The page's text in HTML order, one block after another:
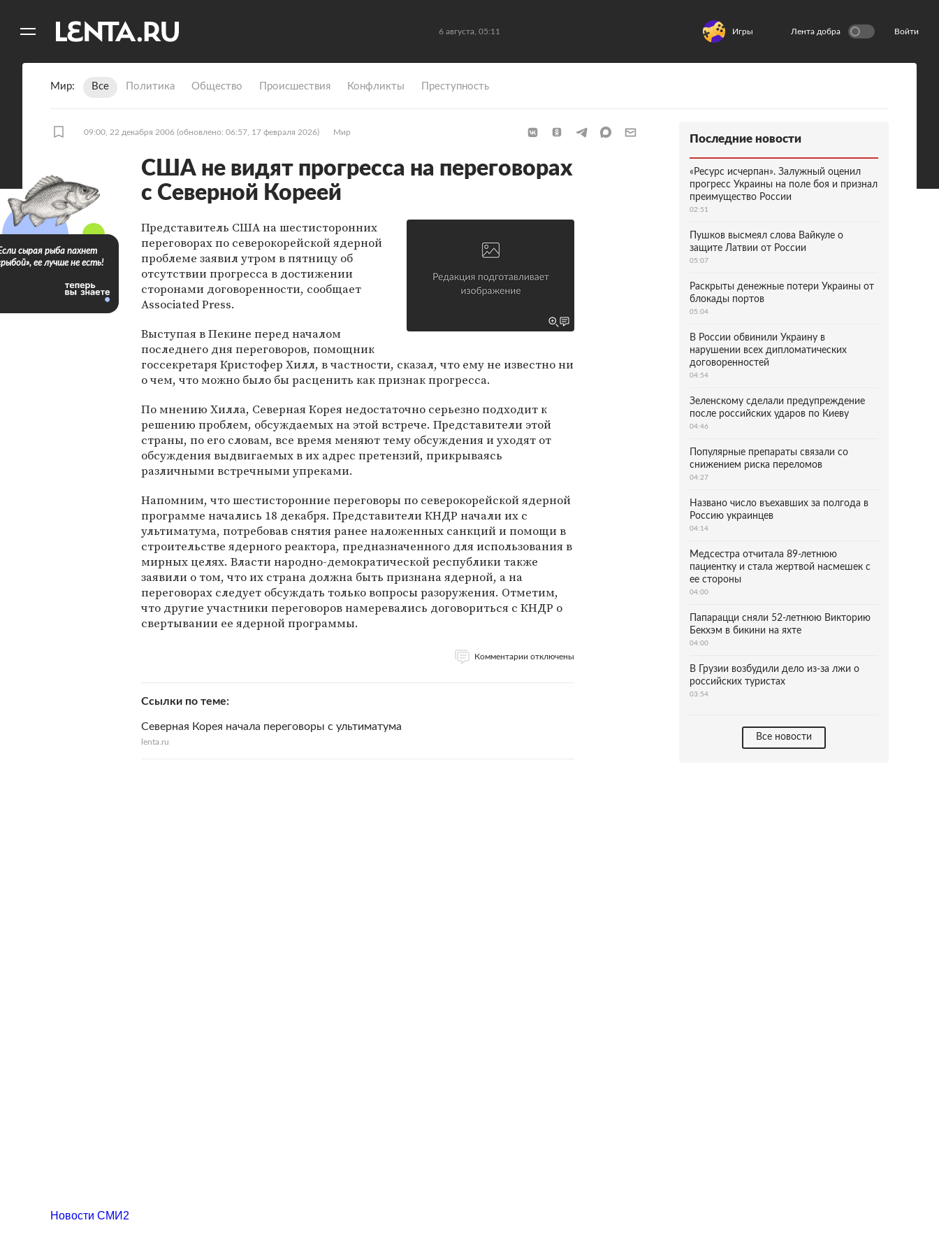
6 августа, 05:11 Игры Лента добра Войти
Мир Все Политика Общество Происшествия Конфликты Преступность
09:00, 22 декабря 2006 (обновлено: 06:57, 17 февраля 2026) Мир
США не видят прогресса на переговорах
с Северной Кореей
Представитель США на шестисторонних
переговорах по северокорейской ядерной
проблеме заявил утром в пятницу об
отсутствии прогресса в достижении
сторонами договоренности, сообщает
Associated Press.
Выступая в Пекине перед началом
последнего дня переговоров, помощник
госсекретаря Кристофер Хилл, в частности, сказал, что ему не известно ни
о чем, что можно было бы расценить как признак прогресса.
По мнению Хилла, Северная Корея недостаточно серьезно подходит к
решению проблем, обсуждаемых на этой встрече. Представители этой
страны, по его словам, все время меняют тему обсуждения и уходят от
обсуждения выдвигаемых в их адрес претензий, прикрываясь
различными встречными упреками.
Напомним, что шестисторонние переговоры по северокорейской ядерной
программе начались 18 декабря. Представители КНДР начали их с
ультиматума, потребовав снятия ранее наложенных санкций и помощи в
строительстве ядерного реактора, предназначенного для использования в
мирных целях. Власти народно-демократической республики также
заявили о том, что их страна должна быть признана ядерной, а на
переговорах следует обсуждать только вопросы разоружения. Отметим,
что другие участники переговоров намеревались договориться с КНДР о
свертывании ее ядерной программы.
Комментарии отключены
Ссылки по теме
Северная Корея начала переговоры с ультиматума
lenta.ru
сырая рыба пахнет
ее лучше не есть!
Последние новости
«Ресурс исчерпан». Залужный оценил
прогресс Украины на поле боя и признал
преимущество России
02:51
Пушков высмеял слова Вайкуле о
защите Латвии от России
05:07
Раскрыты денежные потери Украины от
блокады портов
05:04
В России обвинили Украину в
нарушении всех дипломатических
договоренностей
04:54
Зеленскому сделали предупреждение
после российских ударов по Киеву
04:46
Популярные препараты связали со
снижением риска переломов
04:27
Названо число въехавших за полгода в
Россию украинцев
04:14
Медсестра отчитала 89-летнюю
пациентку и стала жертвой насмешек с
ее стороны
04:00
Папарацци сняли 52-летнюю Викторию
Бекхэм в бикини на яхте
04:00
В Грузии возбудили дело из-за лжи о
российских туристах
03:54
Все новости
Новости СМИ2